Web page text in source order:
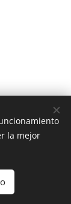
la mejor